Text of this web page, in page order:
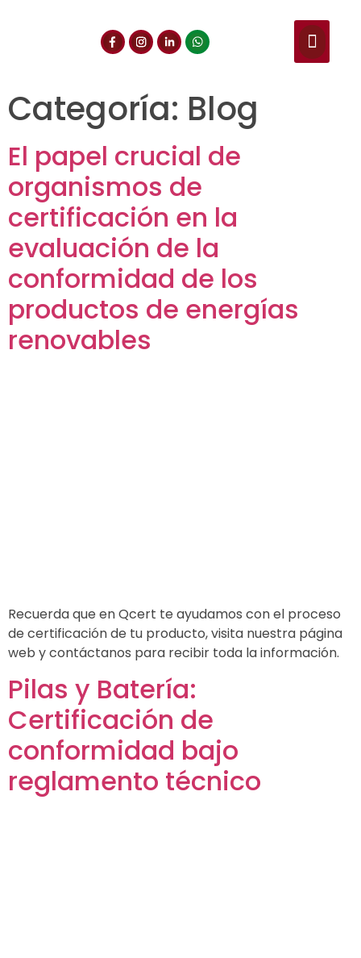
Categoría: Blog
El papel crucial de
organismos de
certificación en la
evaluación de la
conformidad de los
productos de energías
renovables
Recuerda que en Qcert te ayudamos con el proceso
de certificación de tu producto, visita nuestra página
web y contáctanos para recibir toda la información.
Pilas y Batería:
Certificación de
conformidad bajo
reglamento técnico